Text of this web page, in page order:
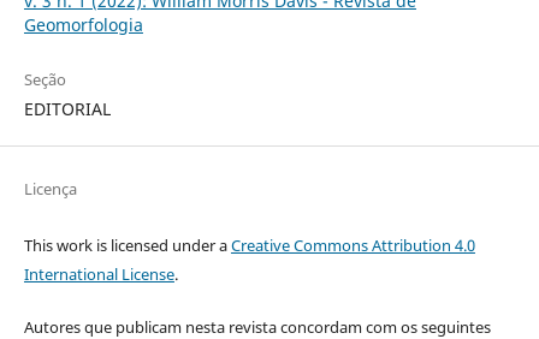
Geomorfologia
Seção
EDITORIAL
Licença
This work is licensed under aCreative Commons Attribution 4.0
International License.
Autores que publicam nesta revista concordam com os seguintes